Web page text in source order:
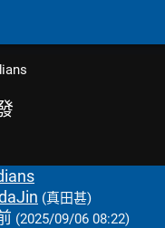
(真田甚)
(2025/09/06 08:22)